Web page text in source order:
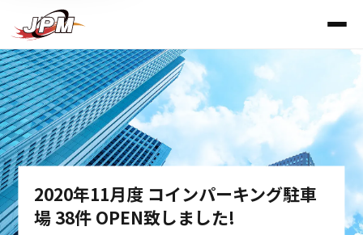
2020年11月度 コインパーキング駐車
場 38件 OPEN致しました!